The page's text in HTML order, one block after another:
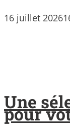
16 juillet 2026
Une
pour